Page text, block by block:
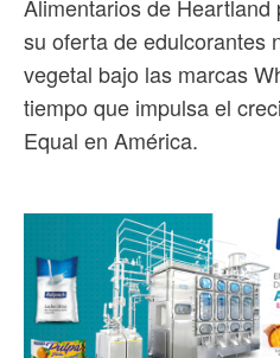
Alimentarios de Heartland
su oferta de edulcorantes
vegetal bajo las marcas
tiempo que impulsa el
Equal en América.